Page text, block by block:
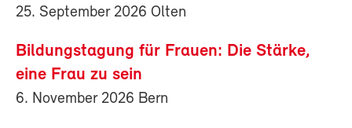
25. September 2026 Olten
Bildungstagung für Frauen: Die Stärke,
eine Frau zu sein
6. November 2026 Bern